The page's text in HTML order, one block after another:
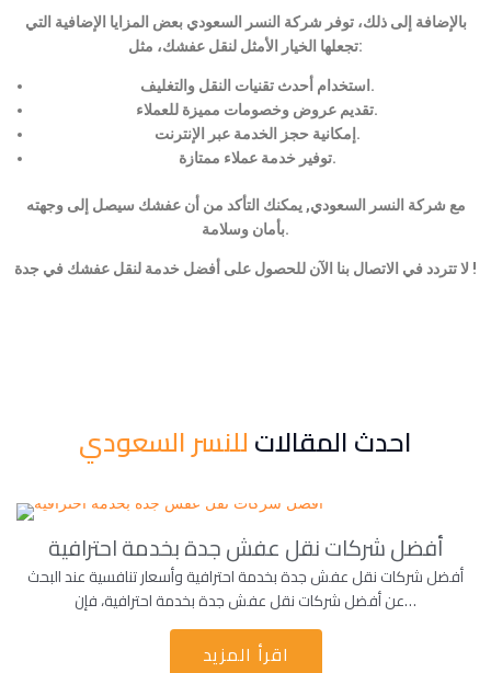
بالإضافة إلى ذلك، توفر شركة النسر السعودي بعض المزايا الإضافية التي
تجعلها الخيار الأمثل لنقل عفشك، مثل:
استخدام أحدث تقنيات النقل والتغليف.
تقديم عروض وخصومات مميزة للعملاء.
إمكانية حجز الخدمة عبر الإنترنت.
توفير خدمة عملاء ممتازة.
مع شركة النسر السعودي, يمكنك التأكد من أن عفشك سيصل إلى وجهته
بأمان وسلامة.
لا تتردد في الاتصال بنا الآن للحصول على أفضل خدمة لنقل عفشك في جدة !
احدث المقالاتللنسر السعودي
أفضل شركات نقل عفش جدة بخدمة احترافية
أفضل شركات نقل عفش جدة بخدمة احترافية وأسعار تنافسية عند البحث
عن أفضل شركات نقل عفش جدة بخدمة احترافية، فإن…
اقرأ المزيد